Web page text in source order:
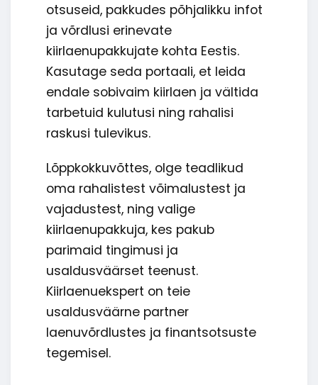
otsuseid, pakkudes põhjalikku infot
ja võrdlusi erinevate
kiirlaenupakkujate kohta Eestis.
Kasutage seda portaali, et leida
endale sobivaim kiirlaen ja vältida
tarbetuid kulutusi ning rahalisi
raskusi tulevikus.
Lõppkokkuvõttes, olge teadlikud
oma rahalistest võimalustest ja
vajadustest, ning valige
kiirlaenupakkuja, kes pakub
parimaid tingimusi ja
usaldusväärset teenust.
Kiirlaenuekspert on teie
usaldusväärne partner
laenuvõrdlustes ja finantsotsuste
tegemisel.